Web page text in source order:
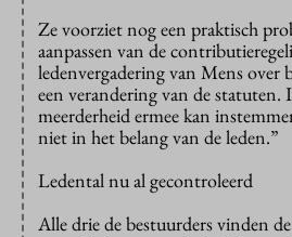
Ze voorziet nog een praktisch
aanpassen van de
ledenvergadering van Mens over
een verandering van de statuten.
meerderheid ermee kan
niet in het belang van de leden.”
Ledental nu al gecontroleerd
Alle drie de bestuurders vinden